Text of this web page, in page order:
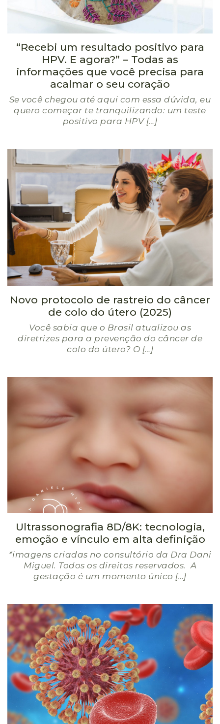
“Recebi um resultado positivo para
HPV. E agora?” – Todas as
informações que você precisa para
acalmar o seu coração
Se você chegou até aqui com essa dúvida, eu
quero começar te tranquilizando: um teste
positivo para HPV […]
Novo protocolo de rastreio do câncer
de colo do útero (2025)
Você sabia que o Brasil atualizou as
diretrizes para a prevenção do câncer de
colo do útero? O […]
Ultrassonografia 8D/8K: tecnologia,
emoção e vínculo em alta definição
*imagens criadas no consultório da Dra Dani
Miguel. Todos os direitos reservados. A
gestação é um momento único […]